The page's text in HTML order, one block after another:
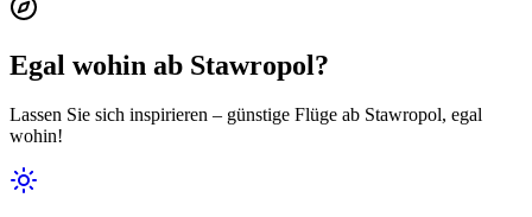
Egal wohin ab Stawropol?
Lassen Sie sich inspirieren – günstige Flüge ab Stawropol, egal
wohin!